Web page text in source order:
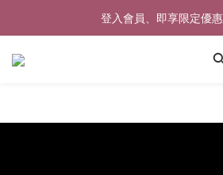
🎉新北淡水實體門市🤗歡迎
登入會員、即享限定優惠